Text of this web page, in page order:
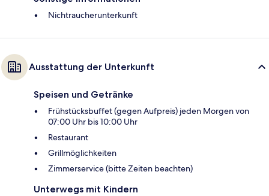
Nichtraucherunterkunft
Ausstattung der Unterkunft
Speisen und Getränke
Frühstücksbuffet (gegen Aufpreis) jeden Morgen von
07:00 Uhr bis 10:00 Uhr
Restaurant
Grillmöglichkeiten
Zimmerservice (bitte Zeiten beachten)
Unterwegs mit Kindern